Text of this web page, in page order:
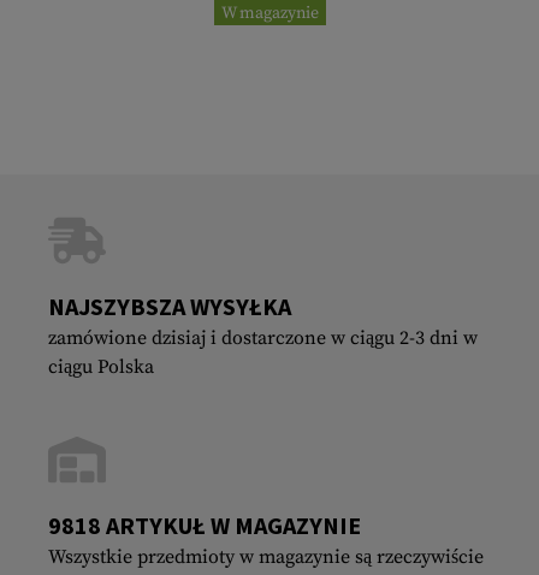
W magazynie
NAJSZYBSZA WYSYŁKA
zamówione dzisiaj i dostarczone w ciągu 2-3 dni w
ciągu Polska
9818 ARTYKUŁ W MAGAZYNIE
Wszystkie przedmioty w magazynie są rzeczywiście